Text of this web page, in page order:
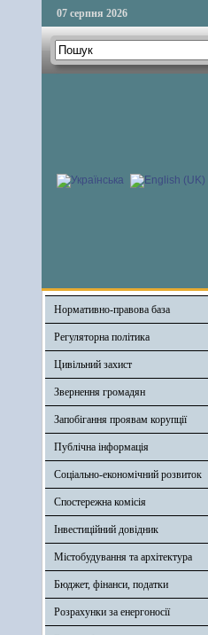
07 серпня 2026
Нормативно-правова база
Регуляторна політика
Цивільний захист
Звернення громадян
Запобігання проявам корупції
Публічна інформація
Соціально-економічний розвиток
Спостережна комісія
Інвестиційний довідник
Містобудування та архітектура
Бюджет, фінанси, податки
Розрахунки за енергоносії